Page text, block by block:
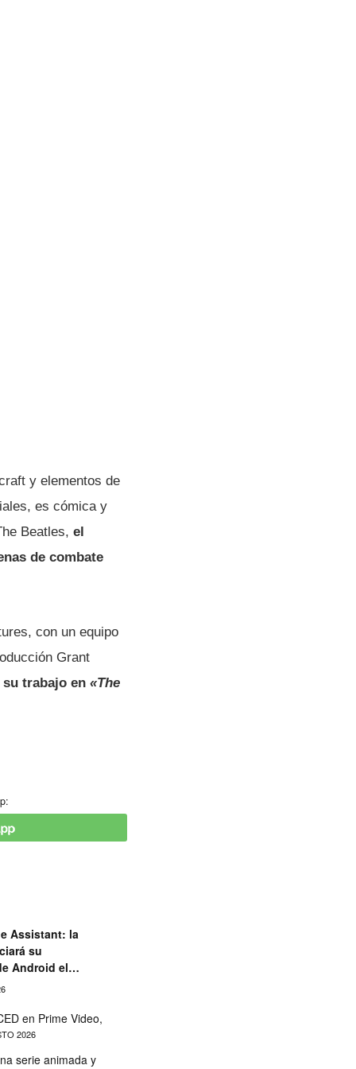
y elementos de
es cómica y
Beatles, el
de combate
con un equipo
Grant
trabajo en «The
Assistant: la
su
Android el
en Prime Video,
2026
serie animada y